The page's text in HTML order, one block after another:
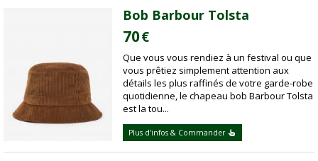
Bob Barbour Tolsta
70€
Que vous vous rendiez à un festival ou que
vous prêtiez simplement attention aux
détails les plus raffinés de votre garde-robe
quotidienne, le chapeau bob Barbour Tolsta
est la tou...
Plus d'infos & Commander